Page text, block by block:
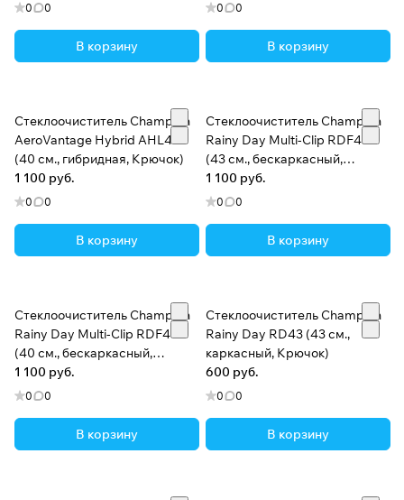
0 0
В корзину
0 0
В корзину
Стеклоочиститель Champion
AeroVantage Hybrid AHL40
(40 см., гибридная, Крючок)
1 100 руб.
0 0
В корзину
Стеклоочиститель Champion
Rainy Day Multi-Clip RDF43
(43 см., бескаркасный,
Универсальный)
1 100 руб.
0 0
В корзину
Стеклоочиститель Champion
Rainy Day Multi-Clip RDF40
(40 см., бескаркасный,
Универсальный)
1 100 руб.
0 0
В корзину
Стеклоочиститель Champion
Rainy Day RD43 (43 см.,
каркасный, Крючок)
600 руб.
0 0
В корзину